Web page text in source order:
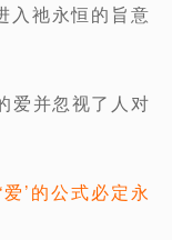
入祂永恒的旨意
爱并忽视了人对
’的公式必定永